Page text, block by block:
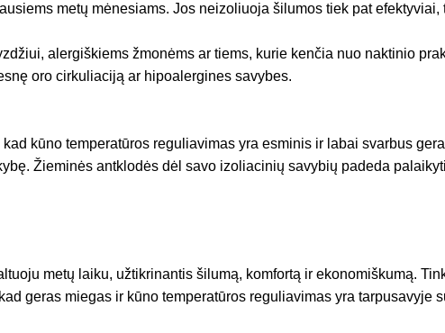
metų mėnesiams. Jos neizoliuoja šilumos tiek pat
alergiškiems žmonėms ar tiems, kurie kenčia nuo naktinio
oro cirkuliaciją ar hipoalergines savybes.
kūno temperatūros reguliavimas yra esminis ir labai svarbus
Žieminės antklodės dėl savo izoliacinių savybių padeda
metų laiku, užtikrinantis šilumą, komfortą ir ekonomiškumą.
geras miegas ir kūno temperatūros reguliavimas yra tarpusavyje